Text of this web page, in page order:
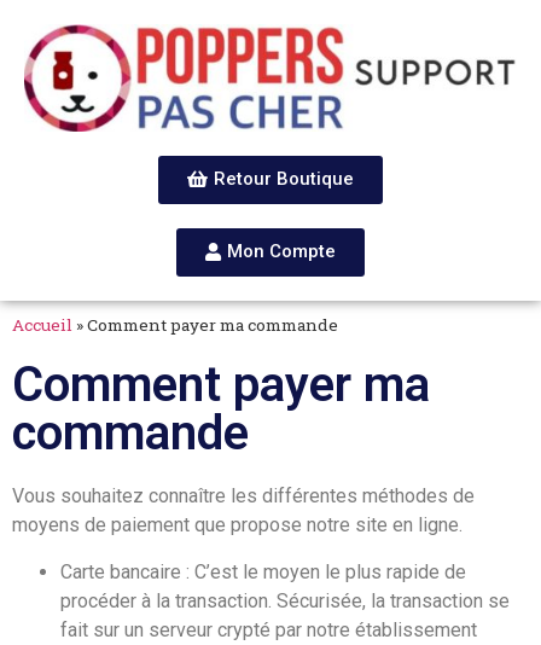
Retour Boutique
Mon Compte
Accueil »Comment payer ma commande
Comment payer ma
commande
Vous souhaitez connaître les différentes méthodes de
moyens de paiement que propose notre site en ligne.
Carte bancaire : C’est le moyen le plus rapide de
procéder à la transaction. Sécurisée, la transaction se
fait sur un serveur crypté par notre établissement